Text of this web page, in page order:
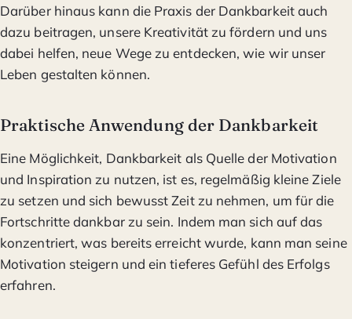
Darüber hinaus kann die Praxis der Dankbarkeit auch
dazu beitragen, unsere Kreativität zu fördern und uns
dabei helfen, neue Wege zu entdecken, wie wir unser
Leben gestalten können.
Praktische Anwendung der Dankbarkeit
Eine Möglichkeit, Dankbarkeit als Quelle der Motivation
und Inspiration zu nutzen, ist es, regelmäßig kleine Ziele
zu setzen und sich bewusst Zeit zu nehmen, um für die
Fortschritte dankbar zu sein. Indem man sich auf das
konzentriert, was bereits erreicht wurde, kann man seine
Motivation steigern und ein tieferes Gefühl des Erfolgs
erfahren.